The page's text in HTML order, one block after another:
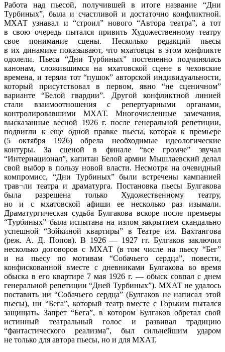
Работа над пьесой, получившей в итоге название “Дни
Турбиных”, была и счастливой и достаточно конфликтной.
МХАТ узнавал и “строил” нового “Автора театра”, а тот
в свою очередь пытался привить Художественному театру
свое понимание сцены. Несколько редакций пьесы
в их динамике показывают, что мхатовцы в этом конфликте
одолели. Пьеса “Дни Турбиных” постепенно подчинялась
канонам, сложившимся на мхатовской сцене в чеховские
времена, и теряла тот “пушок” авторской индивидуальности,
который присутствовал в первом, явно “не сценичном”
варианте “Белой гвардии”. Другой конфликтной линией
стали взаимоотношения с репертуарными органами,
контролировавшими МХАТ. Многочисленные замечания,
высказанные весной 1926 г. после генеральной репетиции,
подвигли к еще одной правке пьесы, которая к премьере
(5 октября 1926) обрела необходимые идеологические
контуры. За сценой в финале “все громче” звучал
“Интернационал”, капитан Белой армии Мышлаевский делал
свой выбор в пользу новой власти. Несмотря на очевидный
компромисс, “Дни Турбиных” были встречены кампанией
трав¬ли театра и драматурга. Постановка пьесы Булгакова
была разрешена только Художественному театру,
но и с мхатовской афиши ее несколько раз изымали.
Драматургическая судьба Булгакова вскоре после премьеры
“Турбиных” была испытана на излом закрытием скандально
успешной “Зойкиной квартиры” в Театре им. Вахтангова
(реж. А. Д. Попов). В 1926 — 1927 гг. Булгаков заключил
несколько договоров с МХАТ (в том числе на пьесу “Бег”
и на пьесу по мотивам “Собачьего сердца”, повести,
конфискованной вместе с дневниками Булгакова во время
обыска в его квартире 7 мая 1926 г. — обыск совпал с днем
генеральной репетиции “Дней Турбиных”). МХАТ не удалось
поставить ни “Собачьего сердца” (Булгаков не написал этой
пьесы), ни “Бега”, который театр вместе с Горьким пытался
защищать. Запрет “Бега”, в котором Булгаков обретал свой
истинный театральный голос и развивал традицию
“фантастического реализма”, был сильнейшим ударом
не только для автора пьесы, но и для МХАТ.